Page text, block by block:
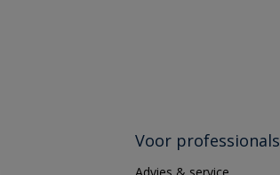
Voor professionals